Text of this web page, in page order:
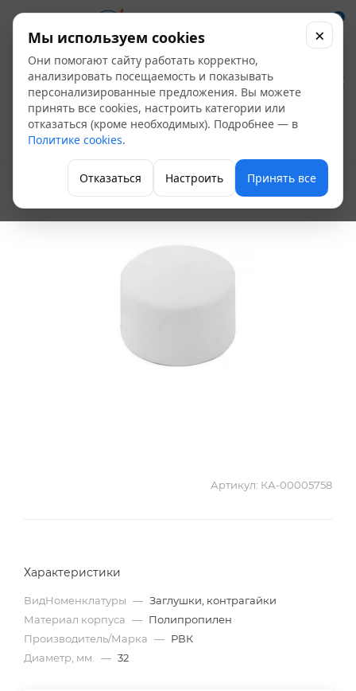
0
Пробка ПП без
резьбы Ду 32 (РВК)
Полипропиленовые фитинги
Артикул: КА-00005758
Характеристики
ВидНоменклатуры — Заглушки, контрагайки
Материал корпуса — Полипропилен
Производитель/Марка — РВК
Диаметр, мм.
— 32
Мы используем cookies
Они помогают сайту работать корректно,
анализировать посещаемость и показывать
персонализированные предложения. Вы можете
принять все cookies, настроить категории или
отказаться (кроме необходимых). Подробнее — в
Политике cookies.
Отказаться Настроить Принять все
×